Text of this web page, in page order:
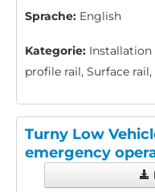
Sprache: English
Kategorie: Installation
profile rail, Surface
Turny Low
emergency